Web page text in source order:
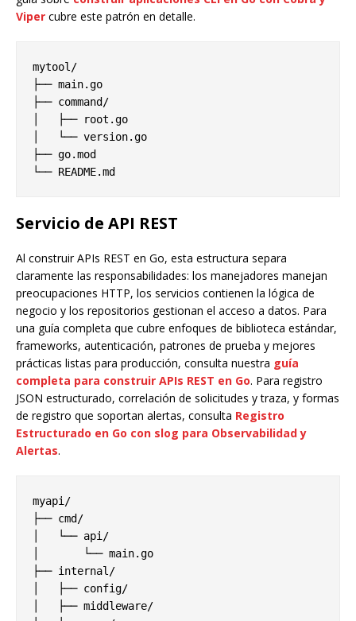
Viper cubre este patrón en detalle.
mytool/
├── main.go
├── command/
│   ├── root.go
│   └── version.go
├── go.mod
Servicio de API REST
Al construir APIs REST en Go, esta estructura separa
claramente las responsabilidades: los manejadores manejan
preocupaciones HTTP, los servicios contienen la lógica de
negocio y los repositorios gestionan el acceso a datos. Para
una guía completa que cubre enfoques de biblioteca estándar,
frameworks, autenticación, patrones de prueba y mejores
prácticas listas para producción, consulta nuestra guía
completa para construir APIs REST en Go. Para registro
JSON estructurado, correlación de solicitudes y traza, y formas
de registro que soportan alertas, consulta Registro
Estructurado en Go con slog para Observabilidad y
Alertas.
myapi/
├── cmd/
│   └── api/
│       └── main.go
├── internal/
│   ├── config/
│   ├── middleware/